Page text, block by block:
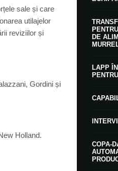
sale și care
utilajelor
reviziilor și
Gordini și
Holland.
DE
LAPP
COPA-